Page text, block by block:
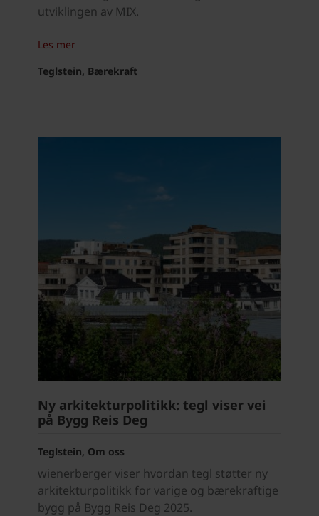
utviklingen av MIX.
Les mer
Teglstein, Bærekraft
Ny arkitekturpolitikk: tegl viser vei
på Bygg Reis Deg
Teglstein, Om oss
wienerberger viser hvordan tegl støtter ny
arkitekturpolitikk for varige og bærekraftige
bygg på Bygg Reis Deg 2025.